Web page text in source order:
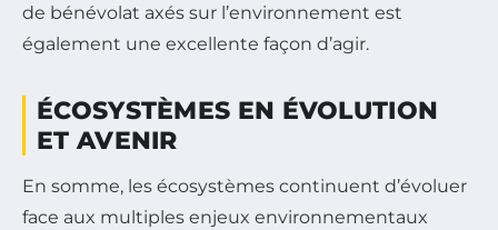
de bénévolat axés sur l’environnement est
également une excellente façon d’agir.
ÉCOSYSTÈMES EN ÉVOLUTION
ET AVENIR
En somme, les écosystèmes continuent d’évoluer
face aux multiples enjeux environnementaux